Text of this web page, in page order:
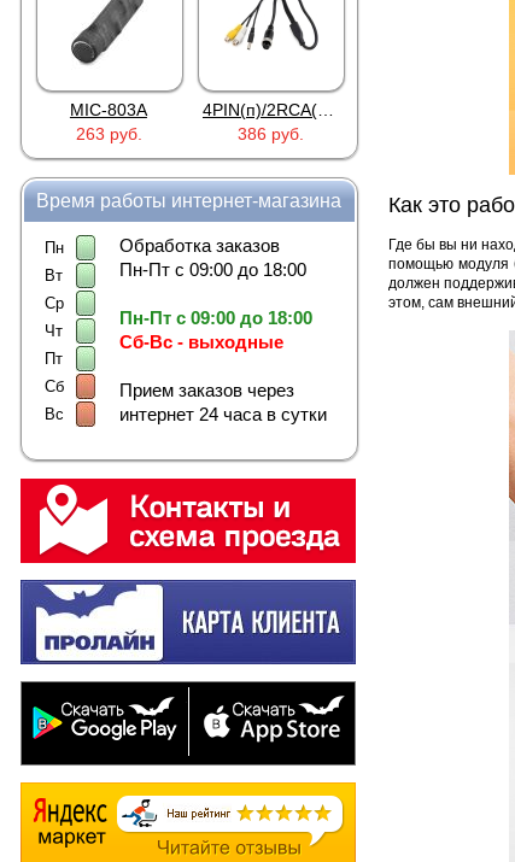
386 руб.
4PIN(п)/2RCA(п)+DJK-11(п)
386 руб.
Время работы интернет-магазина
Пн
Вт
Ср
Чт
Пт
Сб
Вс
Обработка заказов
Пн-Пт с 09:00 до 18:00
Пн-Пт с 09:00 до 18:00
Сб-Вс - выходные
Прием заказов через
интернет 24 часа в сутки
Как это
Где бы вы ни
помощью модуля
должен
этом, сам